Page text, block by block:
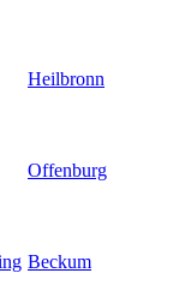
Heilbronn
Offenburg
Beckum